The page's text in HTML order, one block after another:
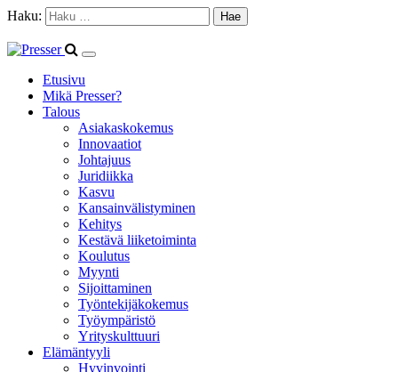
Haku:
Etusivu
Mikä Presser?
Talous
Asiakaskokemus
Innovaatiot
Johtajuus
Juridiikka
Kasvu
Kansainvälistyminen
Kehitys
Kestävä liiketoiminta
Koulutus
Myynti
Sijoittaminen
Työntekijäkokemus
Työympäristö
Yrityskulttuuri
Elämäntyyli
Hyvinvointi